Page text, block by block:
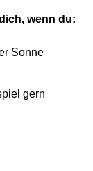
wenn du:
Sonne
gern